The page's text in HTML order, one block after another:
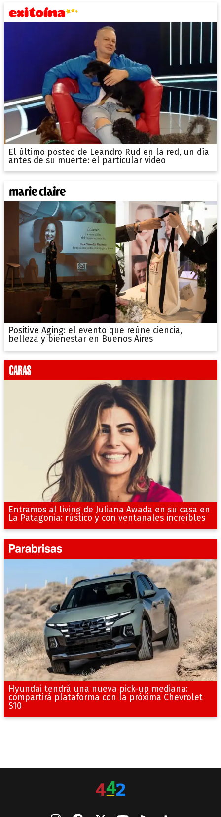
El último posteo de Leandro Rud en la red, un día
antes de su muerte: el particular video
Positive Aging: el evento que reúne ciencia,
belleza y bienestar en Buenos Aires
Entramos al living de Juliana Awada en su casa en
La Patagonia: rústico y con ventanales increíbles
Hyundai tendrá una nueva pick-up mediana:
compartirá plataforma con la próxima Chevrolet
S10